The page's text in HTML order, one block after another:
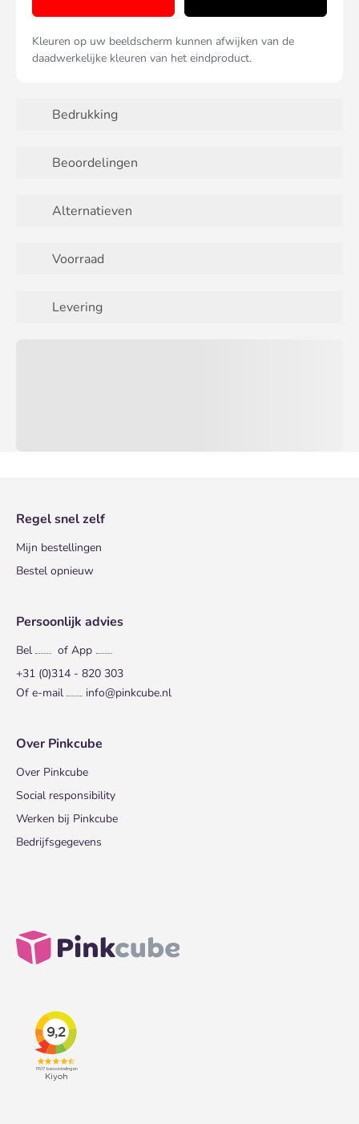
Kleuren op uw beeldscherm kunnen afwijken van de
daadwerkelijke kleuren van het eindproduct.
Bedrukking
Beoordelingen
Alternatieven
Voorraad
Levering
Regel snel zelf
Mijn bestellingen
Bestel opnieuw
Persoonlijk advies
Bel
of App
+31 (0)314 - 820 303
Of e-mail
info@pinkcube.nl
Over Pinkcube
Over Pinkcube
Social responsibility
Werken bij Pinkcube
Bedrijfsgegevens